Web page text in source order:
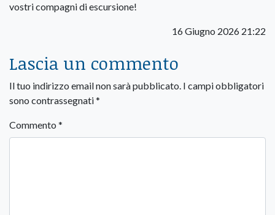
vostri compagni di escursione!
16 Giugno 2026 21:22
Lascia un commento
Il tuo indirizzo email non sarà pubblicato. I campi obbligatori
sono contrassegnati*
Commento *